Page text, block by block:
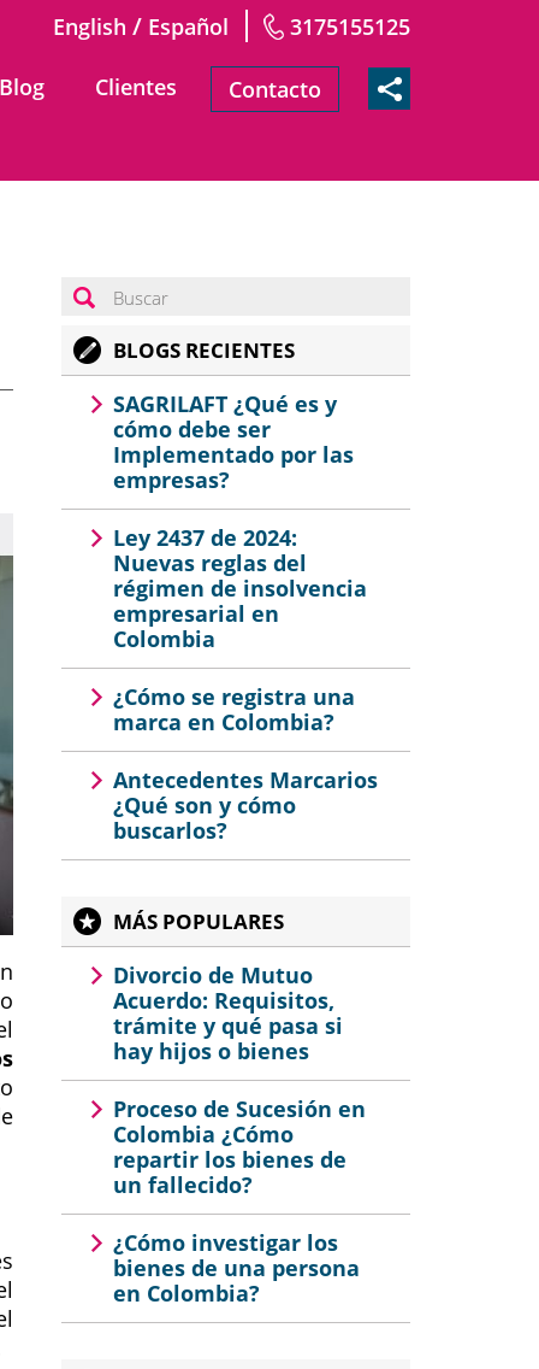
English / Español 3175155125
Blog Clientes Contacto
BLOGS RECIENTES
SAGRILAFT ¿Qué es y
cómo debe ser
Implementado por las
empresas?
Ley 2437 de 2024:
Nuevas reglas del
régimen de insolvencia
empresarial en
Colombia
¿Cómo se registra una
marca en Colombia?
Antecedentes Marcarios
¿Qué son y cómo
buscarlos?
MÁS POPULARES
Divorcio de Mutuo
Acuerdo: Requisitos,
trámite y qué pasa si
hay hijos o bienes
Proceso de Sucesión en
Colombia ¿Cómo
repartir los bienes de
un fallecido?
¿Cómo investigar los
bienes de una persona
en Colombia?